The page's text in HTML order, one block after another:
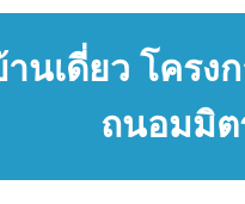
านเดี่ยว โคร
ถนอมมิต